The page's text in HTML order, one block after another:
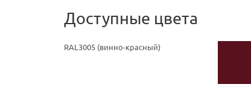
Доступные цвета
RAL3005 (винно-красный)